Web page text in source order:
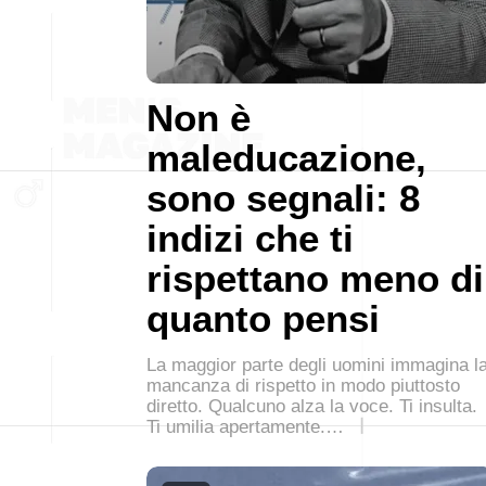
Non è
maleducazione,
sono segnali: 8
indizi che ti
rispettano meno di
quanto pensi
La maggior parte degli uomini immagina
mancanza di rispetto in modo piuttosto
diretto. Qualcuno alza la voce. Ti insulta.
Ti umilia apertamente.…